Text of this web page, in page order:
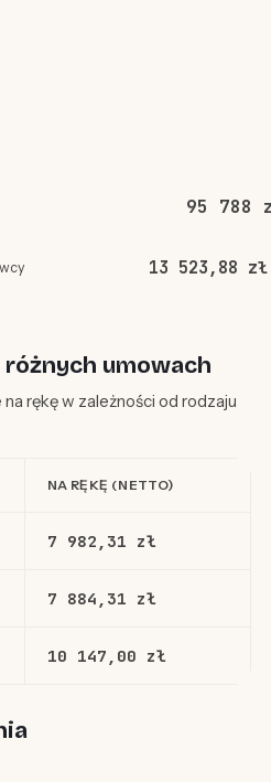
95 788
13 523,88 zł
różnych umowach
rękę w zależności od rodzaju
NA RĘKĘ (NETTO)
7 982,31 zł
7 884,31 zł
10 147,00 zł